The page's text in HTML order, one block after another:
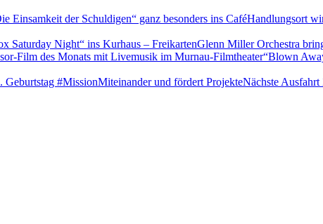
Handlungsort
Glenn Miller Orchestra
“Blown
Nächste